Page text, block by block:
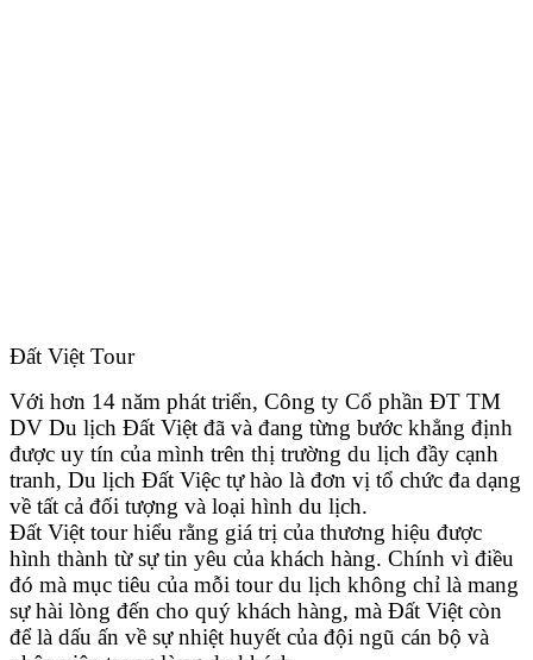
Đất Việt Tour
Với hơn 14 năm phát triển, Công ty Cổ phần ĐT TM
DV Du lịch Đất Việt đã và đang từng bước khẳng định
được uy tín của mình trên thị trường du lịch đầy cạnh
tranh, Du lịch Đất Việc tự hào là đơn vị tổ chức đa dạng
về tất cả đối tượng và loại hình du lịch.
Đất Việt tour hiểu rằng giá trị của thương hiệu được
hình thành từ sự tin yêu của khách hàng. Chính vì điều
đó mà mục tiêu của mỗi tour du lịch không chỉ là mang
sự hài lòng đến cho quý khách hàng, mà Đất Việt còn
để là dấu ấn về sự nhiệt huyết của đội ngũ cán bộ và